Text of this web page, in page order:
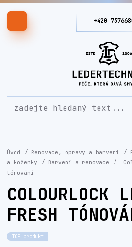
+420
Úvod Renovace, opravy a barvení
a koženky
Barvení a renovace
tónování
COLOURLOCK
FRESH
TOP produkt